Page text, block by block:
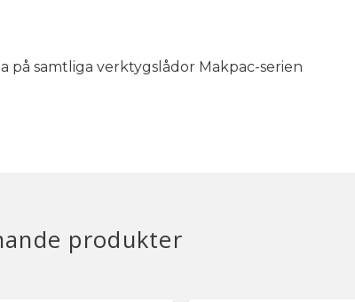
på samtliga verktygslådor Makpac-serien
produkter